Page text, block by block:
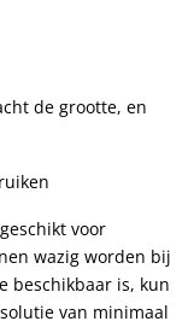
de grootte, en
voor
wazig worden bij
beschikbaar is, kun
van minimaal